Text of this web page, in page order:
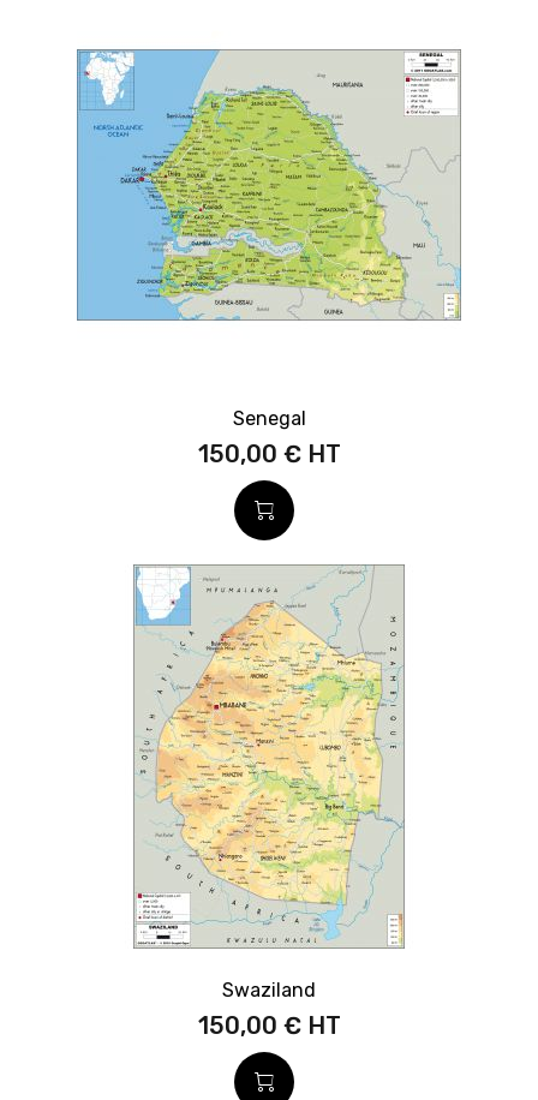
Senegal
150,00 €
Swaziland
150,00 €